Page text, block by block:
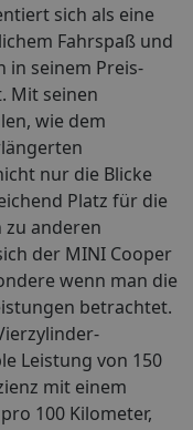
sich als eine
Fahrspaß und
in seinem Preis-
Mit seinen
wie dem
nur die Blicke
Platz für die
zu anderen
der MINI Cooper
wenn man die
betrachtet.
Leistung von 150
mit einem
100 Kilometer,